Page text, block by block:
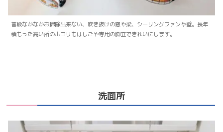
普段なかなかお掃除出来ない、吹き抜けの窓や梁、シーリングファンや壁。長年
積もった高い所のホコリもはしごや専用の脚立できれいにします。
洗面所